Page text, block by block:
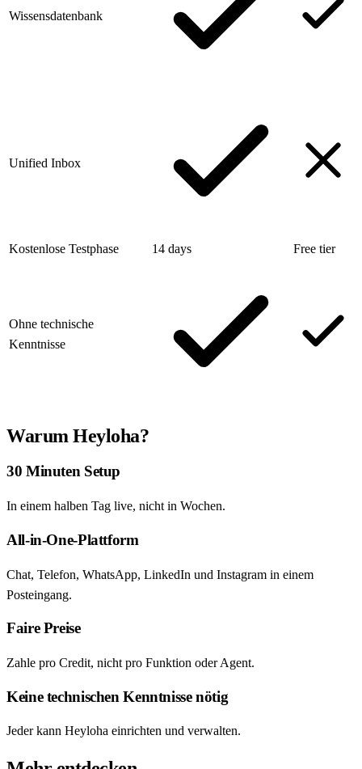
Wissensdatenbank
Unified Inbox
Kostenlose Testphase 14 days Free tier
Ohne technische
Kenntnisse
Warum Heyloha?
30 Minuten Setup
In einem halben Tag live, nicht in Wochen.
All-in-One-Plattform
Chat, Telefon, WhatsApp, LinkedIn und Instagram in einem
Posteingang.
Faire Preise
Zahle pro Credit, nicht pro Funktion oder Agent.
Keine technischen Kenntnisse nötig
Jeder kann Heyloha einrichten und verwalten.